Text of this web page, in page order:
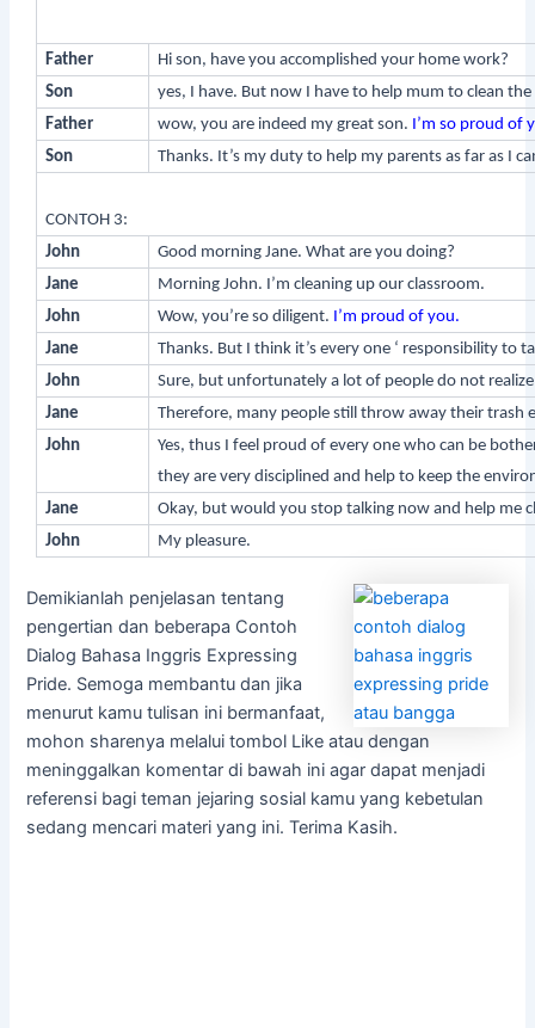
Father
Hi son, have you accomplished your home work?
Son
yes, I have. But now I have to help mum to clean the
Father
wow, you are indeed my great son. I’m so proud of
Son
Thanks. It’s my duty to help my parents as far as I
CONTOH 3:
John
Good morning Jane. What are you doing?
Jane
Morning John. I’m cleaning up our classroom.
John
Wow, you’re so diligent. I’m proud of you.
Jane
Thanks. But I think it’s every one ‘ responsibility to
John
Sure, but unfortunately a lot of people do not
Jane
Therefore, many people still throw away their trash
John
Yes, thus I feel proud of every one who can be
they are very disciplined and help to keep the
Jane
Okay, but would you stop talking now and help me
John
My pleasure.
Demikianlah penjelasan tentang
pengertian dan beberapa Contoh
Dialog Bahasa Inggris Expressing
Pride. Semoga membantu dan jika
menurut kamu tulisan ini bermanfaat,
mohon sharenya melalui tombol Like atau dengan
meninggalkan komentar di bawah ini agar dapat menjadi
referensi bagi teman jejaring sosial kamu yang kebetulan
sedang mencari materi yang ini. Terima Kasih.